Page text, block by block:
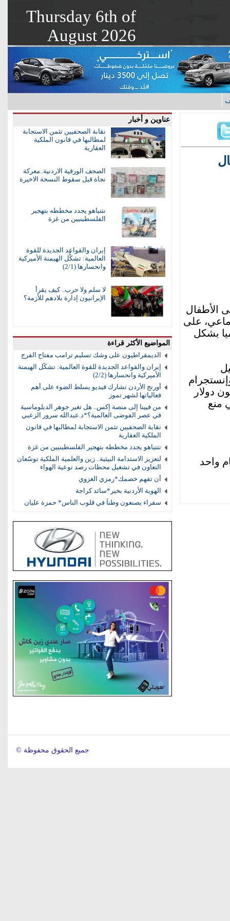
Thursday 6th of
August 2026
عناوين و أخبار
نقابة الصحفيين تثمن الاستجابة
لمطالبها في قانون الملكية
العقارية
الصحف الورقية الاردنية..معركة
نجاة قبل سقوط النسخة الاخيرة
نتنياهو يجدد مخططه بتهجير
الفلسطينيين من غزة
إيران والقواعد الجديدة للقوة
العالمية: تشكُّل الهيمنة الأميركية
وانحسارها (2/1)
لا سلم ولا حرب.. كيف يقرأ
الإيرانيون إدارة بلادهم للأزمة؟
المواضيع الأكثر قراءة
الديمقراطيون على وشك تسليم ترامب مفتاح الفرج
إيران والقواعد الجديدة للقوة العالمية: تشكُّل الهيمنة
الأميركية وانحسارها (2/2)
أورنج الأردن تشارك فيديو يسلط الضوء على أهم
فعالياتها لشهر تموز
من فيينا إلى منصة إكس.. هل تغير جوهر الدبلوماسية
في عصر الفوضى العالمية؟*د.عبدالله سرور الزعبي
نقابة الصحفيين تثمن الاستجابة لمطالبها في قانون
الملكية العقارية
نتنياهو يجدد مخططه بتهجير الفلسطينيين من غزة
لتعزيز الاستدامة البيئية.. زين والعلمية الملكية توسّعان
التعاون في تشغيل محطات رصد نوعية الهواء
أن تفهم خصمك*رمزي الغزوي
الهوية الأردنية بخير*سائد كراجة
سفراء يصنعون وطناً في قلوب الناس* حمزة عليان
الأطفال
على
بشكل
إمكانية فرض غرامات تصل إلى 50 مليون دولار
منع
واحد
© جميع الحقوق محفوظة